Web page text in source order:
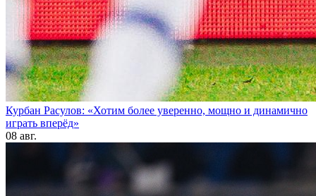
Курбан Расулов: «Хотим более уверенно, мощно и динамично
играть вперёд»
08 авг.